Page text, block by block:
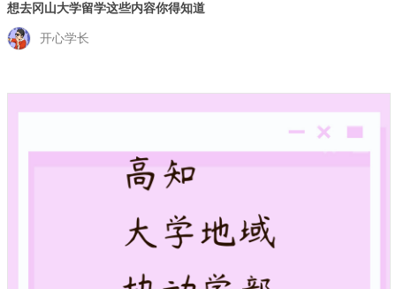
想去冈山大学留学这些内容你得知道
开心学长